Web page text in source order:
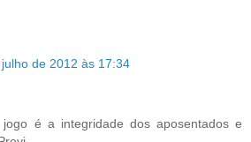
de 2012 às 17:34
é a integridade dos aposentados e